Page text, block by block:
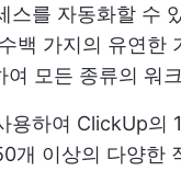
스를 자동화할 수
백 가지의 유연한
여 모든 종류의 워
용하여 ClickUp의
개 이상의 다양한